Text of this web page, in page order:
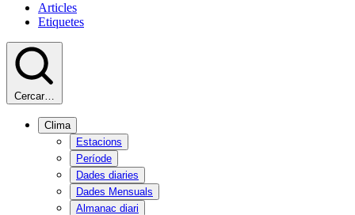
Articles
Etiquetes
Cercar…
Clima
Estacions
Període
Dades diaries
Dades Mensuals
Almanac diari